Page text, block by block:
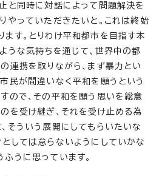
と同時に対話によって問題解決を
やっていただきたいと。これは終始
す。とりわけ平和都市を目指す本
うな気持ちを通じて、世界中の都
連携を取りながら、まず暴力とい
民が間違いなく平和を願うという
ので、その平和を願う思いを総意
を受け継ぎ、それを受け止める為
そういう展開にしてもらいたいな
しては怠らないようにしていかな
うに思っています。